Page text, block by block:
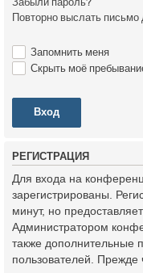
Повторно выслать письмо
Запомнить меня
Скрыть моё
РЕ ГИСТРАЦИЯ
Для входа на
зарегистрированы.
минут, но
Администратором
также дополнительные
пользователей. Прежде